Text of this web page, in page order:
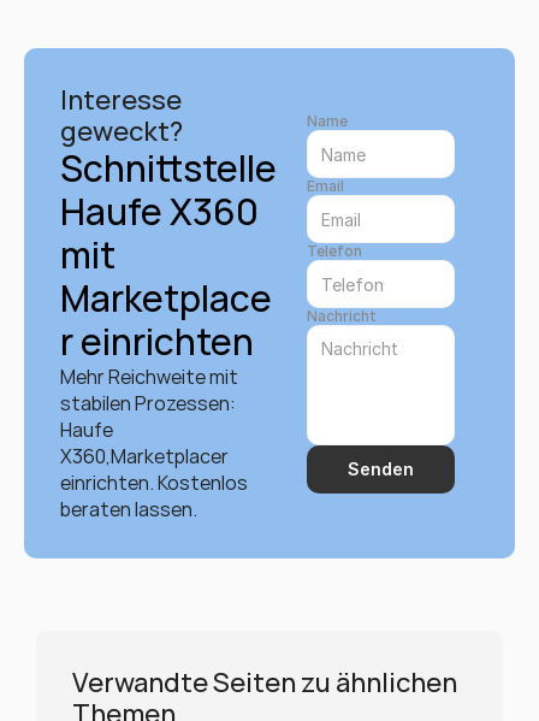
Interesse
geweckt?
Schnittstelle
Haufe X360
mit
Marketplace
r einrichten
Mehr Reichweite mit
stabilen Prozessen:
Haufe
X360,Marketplacer
einrichten. Kostenlos
beraten lassen.
Name
Email
Telefon
Nachricht
Senden
Verwandte Seiten zu ähnlichen
Themen